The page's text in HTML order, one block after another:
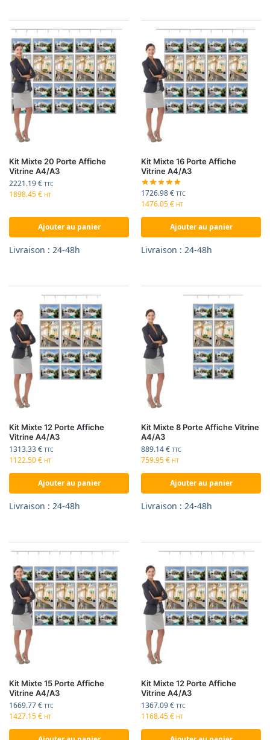
Kit Mixte 20 Porte Affiche
Vitrine A4/A3
2221.19€ TTC
1898.45€ HT
Ajouter au panier
Livraison : 24-48h
Kit Mixte 16 Porte Affiche
Vitrine A4/A3
1726.98€ TTC
1476.05€ HT
Ajouter au panier
Livraison : 24-48h
Kit Mixte 12 Porte Affiche
Vitrine A4/A3
1313.33€ TTC
1122.50€ HT
Ajouter au panier
Livraison : 24-48h
Kit Mixte 8 Porte Affiche Vitrine
A4/A3
889.14€ TTC
759.95€ HT
Ajouter au panier
Livraison : 24-48h
Kit Mixte 15 Porte Affiche
Vitrine A4/A3
1669.77€ TTC
1427.15€ HT
Kit Mixte 12 Porte Affiche
Vitrine A4/A3
1367.09€ TTC
1168.45€ HT